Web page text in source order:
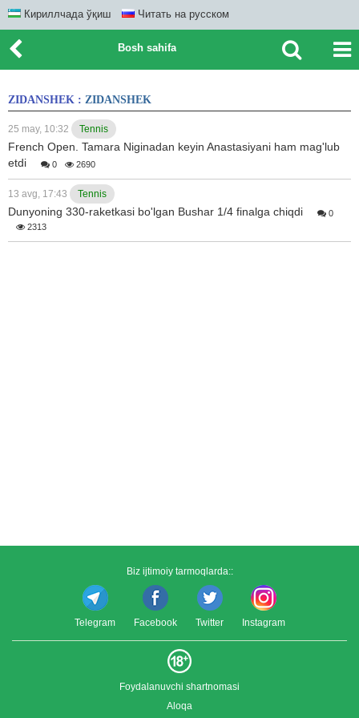
Кириллчада ўқиш Читать на русском
Bosh sahifa
ZIDANSHEK : ZIDANSHEK
25 may, 10:32 Tennis
French Open. Tamara Niginadan keyin Anastasiyani ham mag'lub
etdi
0 2690
13 avg, 17:43 Tennis
Dunyoning 330-raketkasi bo'lgan Bushar 1/4 finalga chiqdi
0
2313
Biz ijtimoiy tarmoqlarda::
Telegram Facebook Twitter Instagram
Foydalanuvchi shartnomasi
Aloqa